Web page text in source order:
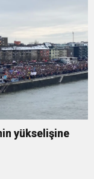
yükselişine